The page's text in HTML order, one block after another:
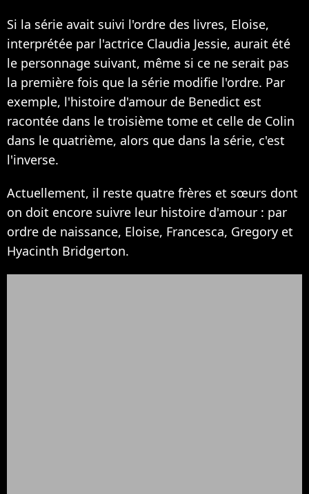
Si la série avait suivi l'ordre des livres, Eloise,
interprétée par l'actrice Claudia Jessie, aurait été
le personnage suivant, même si ce ne serait pas
la première fois que la série modifie l'ordre. Par
exemple, l'histoire d'amour de Benedict est
racontée dans le troisième tome et celle de Colin
dans le quatrième, alors que dans la série, c'est
l'inverse.
Actuellement, il reste quatre frères et sœurs dont
on doit encore suivre leur histoire d'amour : par
ordre de naissance, Eloise, Francesca, Gregory et
Hyacinth Bridgerton.